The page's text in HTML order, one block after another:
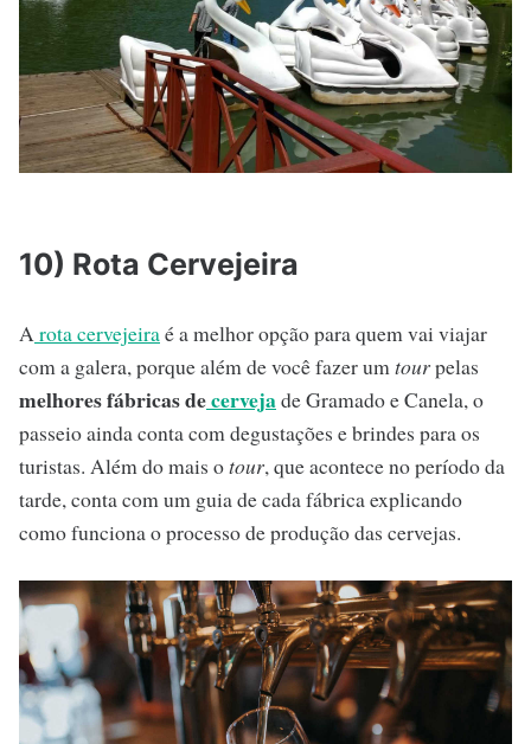
10) Rota Cervejeira
Arota cervejeiraé a melhor opção para quem vai viajar
com a galera, porque além de você fazer umtourpelas
melhores fábricas decervejade Gramado e Canela, o
passeio ainda conta com degustações e brindes para os
turistas. Além do mais otour, que acontece no período da
tarde, conta com um guia de cada fábrica explicando
como funciona o processo de produção das cervejas.